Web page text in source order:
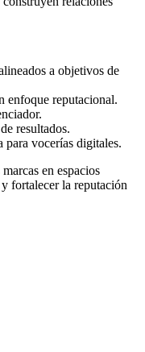
a objetivos de
enfoque reputacional.
resultados.
para vocerías digitales.
en espacios
fortalecer la reputación